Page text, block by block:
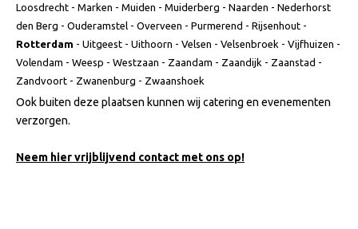
Loosdrecht - Marken - Muiden - Muiderberg - Naarden - Nederhorst
den Berg - Ouderamstel - Overveen - Purmerend - Rijsenhout -
Rotterdam - Uitgeest - Uithoorn - Velsen - Velsenbroek - Vijfhuizen -
Volendam - Weesp - Westzaan - Zaandam - Zaandijk - Zaanstad -
Zandvoort - Zwanenburg - Zwaanshoek
Ook buiten deze plaatsen kunnen wij catering en evenementen
verzorgen.
Neem hier vrijblijvend contact met ons op!